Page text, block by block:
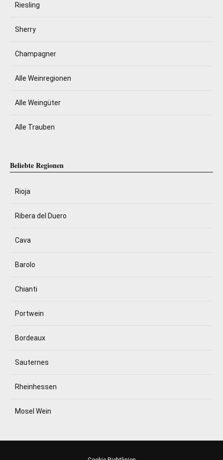
Riesling
Sherry
Champagner
Alle Weinregionen
Alle Weingüter
Alle Trauben
Beliebte Regionen
Rioja
Ribera del Duero
Cava
Barolo
Chianti
Portwein
Bordeaux
Sauternes
Rheinhessen
Mosel Wein